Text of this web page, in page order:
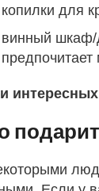
копилки для
винный шкаф/